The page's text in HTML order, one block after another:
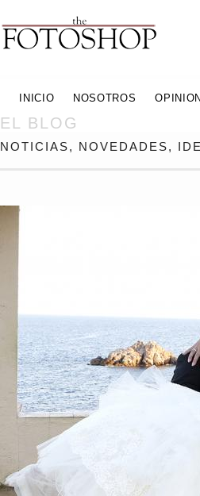
INICIO NOSOTROS
EL BLOG
NOTICIAS, NOVEDADES,